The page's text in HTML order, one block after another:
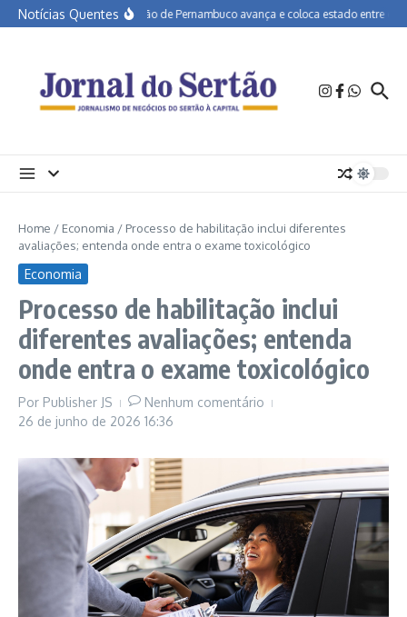
Ir para o conteúdo
Notícias QuentesEducação de Pernambuco avança e coloca estado entre os
Home / Economia / Processo de habilitação inclui diferentes
avaliações; entenda onde entra o exame toxicológico
Economia
Processo de habilitação inclui
diferentes avaliações; entenda
onde entra o exame toxicológico
Por Publisher JS
Nenhum comentário
26 de junho de 2026 16:36